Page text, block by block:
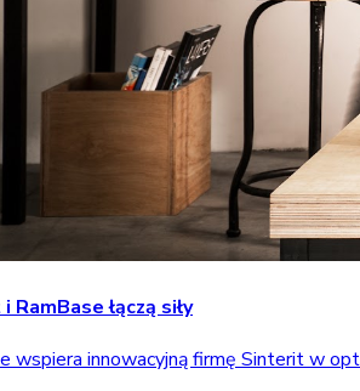
RamBase łączą siły
wspiera innowacyjną firmę Sinterit w